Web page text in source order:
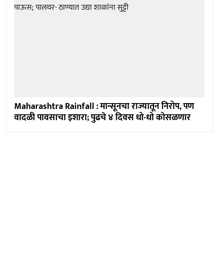
Maharashtra Rainfall : मान्सूनचा राज्यातून निरोप, पण
वादळी पावसाचा इशारा; पुढचे ४ दिवस धो-धो कोसळणार